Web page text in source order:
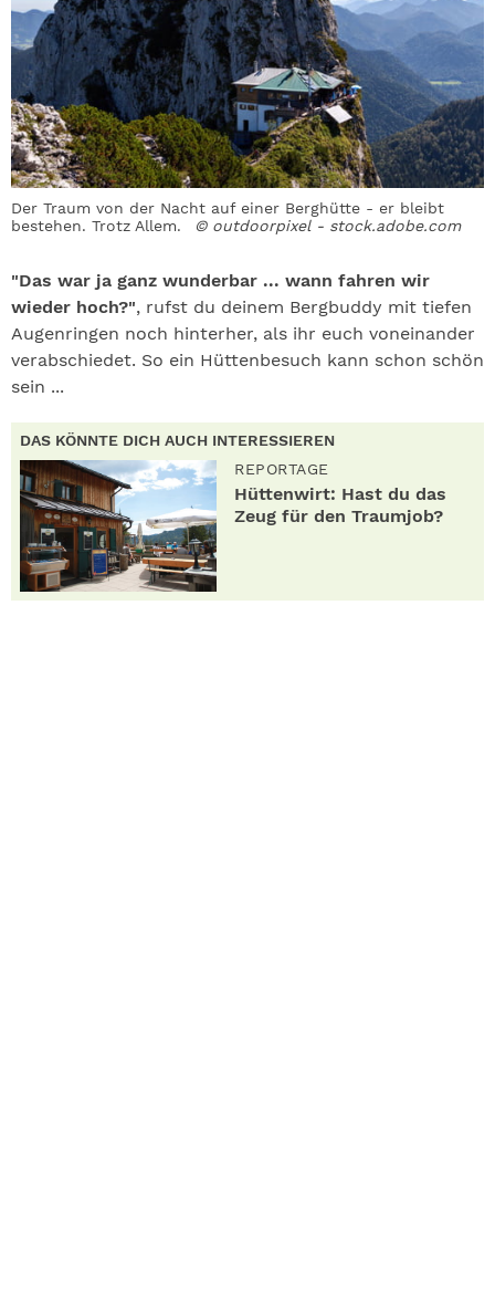
Der Traum von der Nacht auf einer Berghütte - er bleibt
bestehen. Trotz Allem.
© outdoorpixel - stock.adobe.com
"Das war ja ganz wunderbar ... wann fahren wir
wieder hoch?", rufst du deinem Bergbuddy mit tiefen
Augenringen noch hinterher, als ihr euch voneinander
verabschiedet. So ein Hüttenbesuch kann schon schön
sein ...
DAS KÖNNTE DICH AUCH INTERESSIEREN
REPORTAGE
Hüttenwirt: Hast du das
Zeug für den Traumjob?